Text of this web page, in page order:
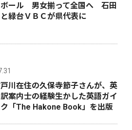
ボール 男女揃って全国へ 石田
緑台ＶＢＣが県代表に
川在住の久保寺節子さんが、英
案内士の経験生かした英語ガイ
ク「The Hakone Book」を出版